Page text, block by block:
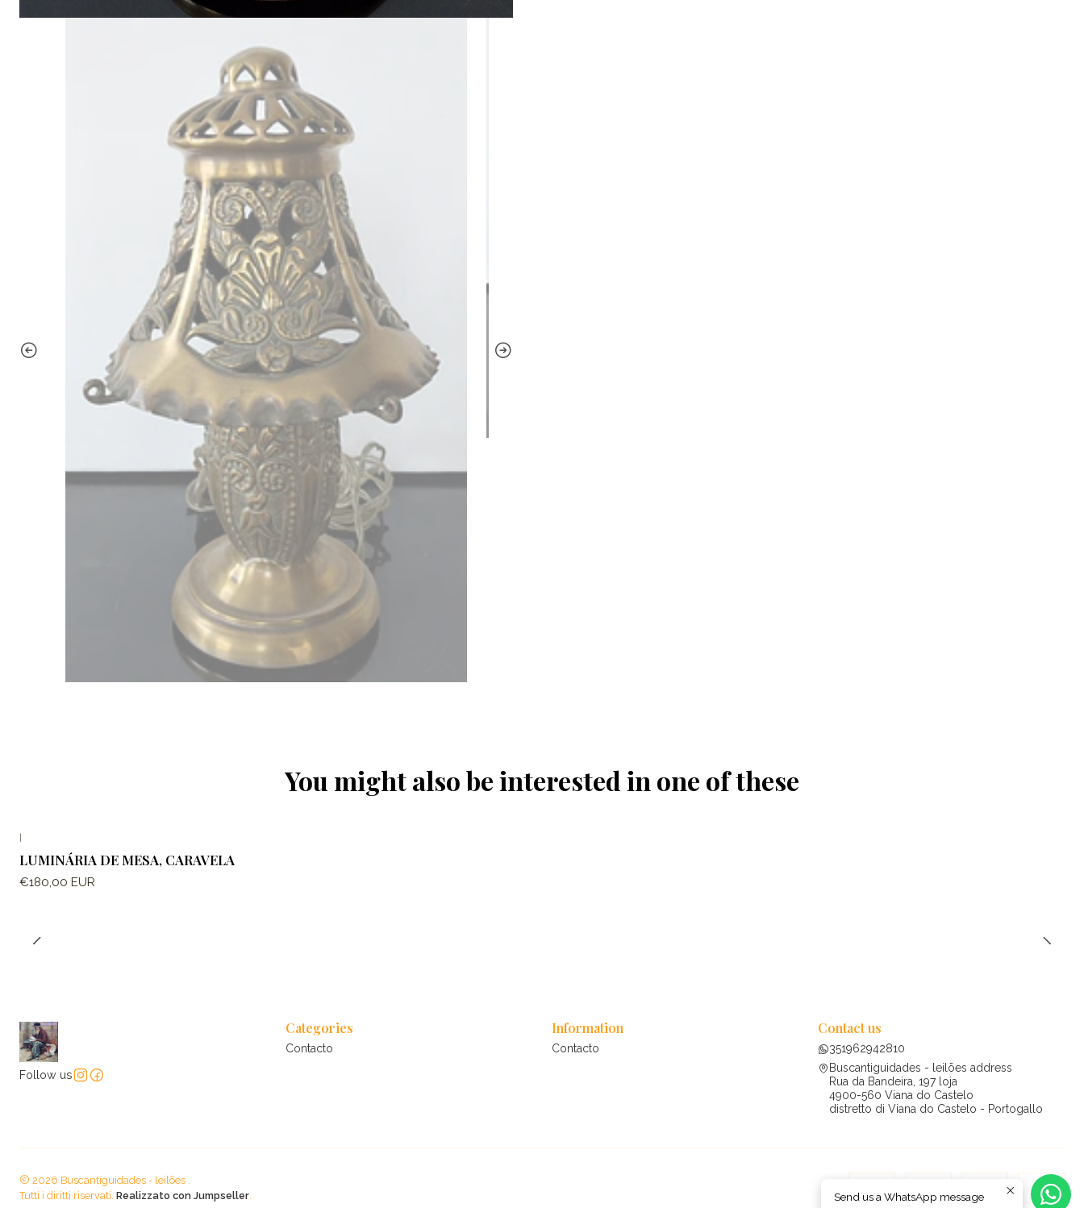
You might also be interested in one of these
|
LUMINÁRIA DE MESA, CARAVELA
€180,00 EUR
Follow us
Categories
Contacto
Information
Contacto
Contact us
351962942810
Buscantiguidades - leilões address
Rua da Bandeira, 197 loja
4900-560 Viana do Castelo
distretto di Viana do Castelo - Portogallo
2026 Buscantiguidades - leilões .
Tutti i diritti riservati. Realizzato con Jumpseller Send us a WhatsApp message